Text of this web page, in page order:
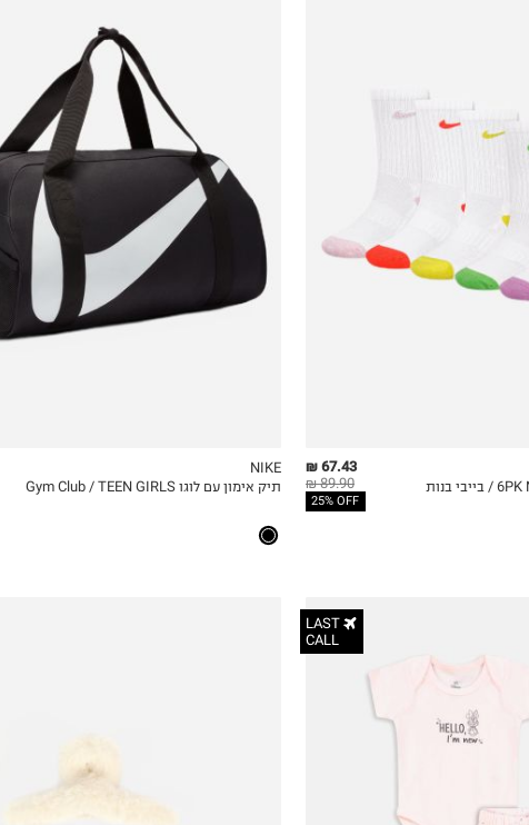
QUICKVIEW
67.43 ₪
89.90 ₪
25% OFF
MY LIST
NIKE
תיק אימון עם לוגו Gym Club / TEEN GIRLS
LAST
CALL